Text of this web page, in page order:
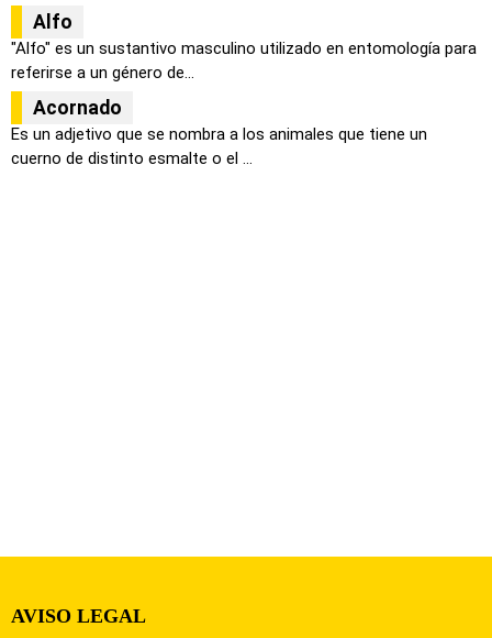
Alfo
"Alfo" es un sustantivo masculino utilizado en entomología para
referirse a un género de...
Acornado
Es un adjetivo que se nombra a los animales que tiene un
cuerno de distinto esmalte o el ...
AVISO LEGAL